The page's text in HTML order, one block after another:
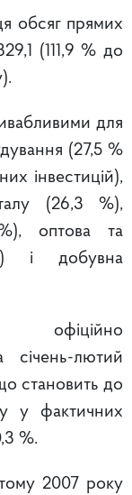
обсяг прямих
(111,9 % до
для
(27,5 %
інвестицій),
(26,3 %),
оптова та
і добувна
офіційно
січень-лютий
становить до
у фактичних
%.
2007 року